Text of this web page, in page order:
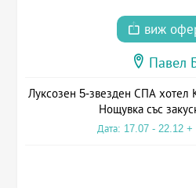
виж
Павел
Луксозен 5-звезден СПА хотел
Нощувка със
Дата: 17.07 - 22.12 +